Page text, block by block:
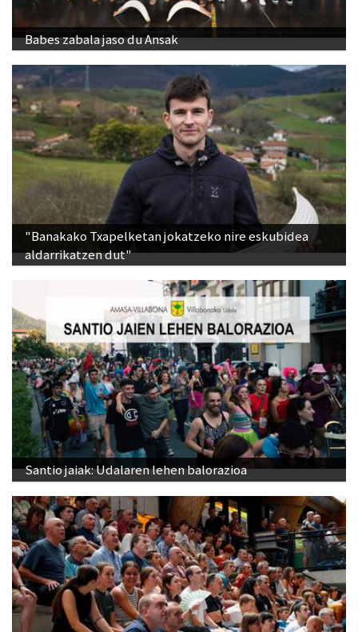
Babes zabala jaso du Ansak
"Banakako Txapelketan jokatzeko nire eskubidea
aldarrikatzen dut"
Santio jaiak: Udalaren lehen balorazioa